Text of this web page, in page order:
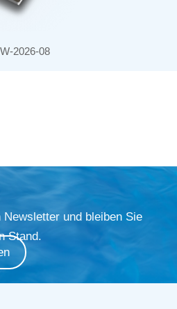
2026-08
und bleiben Sie
Stand.